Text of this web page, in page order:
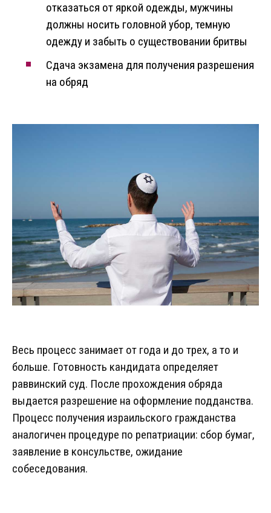
отказаться от яркой одежды, мужчины
должны носить головной убор, темную
одежду и забыть о существовании бритвы
Сдача экзамена для получения разрешения
на обряд
Весь процесс занимает от года и до трех, а то и
больше. Готовность кандидата определяет
раввинский суд. После прохождения обряда
выдается разрешение на оформление подданства.
Процесс получения израильского гражданства
аналогичен процедуре по репатриации: сбор бумаг,
заявление в консульстве, ожидание
собеседования.